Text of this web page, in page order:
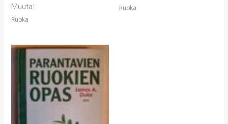
Muuta:
Ruoka
Ruoka